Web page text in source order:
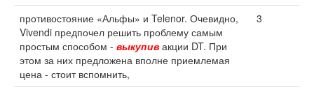
противостояние «Альфы» и Telenor. Очевидно,
Vivendi предпочел решить проблему самым
простым способом - выкупив акции DT. При
этом за них предложена вполне приемлемая
цена - стоит вспомнить,
3